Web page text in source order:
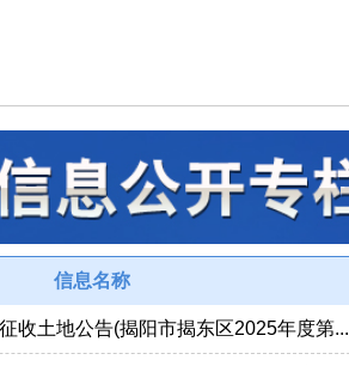
信息名称
收土地公告(揭阳市揭东区2025年度第...